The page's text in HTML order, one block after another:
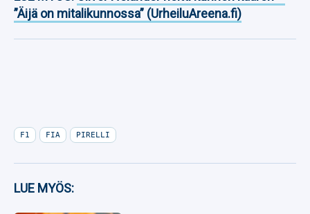
”Äijä on mitalikunnossa” (UrheiluAreena.fi)
F1 FIA PIRELLI
LUE MYÖS: